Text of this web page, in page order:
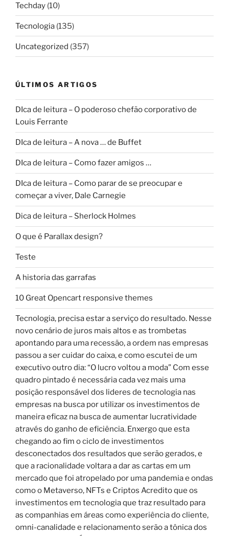
Techday (10)
Tecnologia (135)
Uncategorized (357)
ÚLTIMOS ARTIGOS
DIca de leitura – O poderoso chefão corporativo de
Louis Ferrante
DIca de leitura – A nova … de Buffet
DIca de leitura – Como fazer amigos …
DIca de leitura – Como parar de se preocupar e
começar a viver, Dale Carnegie
Dica de leitura – Sherlock Holmes
O que é Parallax design?
Teste
A historia das garrafas
10 Great Opencart responsive themes
Tecnologia, precisa estar a serviço do resultado. Nesse
novo cenário de juros mais altos e as trombetas
apontando para uma recessão, a ordem nas empresas
passou a ser cuidar do caixa, e como escutei de um
executivo outro dia: “O lucro voltou a moda” Com esse
quadro pintado é necessária cada vez mais uma
posição responsável dos lideres de tecnologia nas
empresas na busca por utilizar os investimentos de
maneira eficaz na busca de aumentar lucratividade
através do ganho de eficiência. Enxergo que esta
chegando ao fim o ciclo de investimentos
desconectados dos resultados que serão gerados, e
que a racionalidade voltara a dar as cartas em um
mercado que foi atropelado por uma pandemia e ondas
como o Metaverso, NFTs e Criptos Acredito que os
investimentos em tecnologia que traz resultado para
as companhias em áreas como experiência do cliente,
omni-canalidade e relacionamento serão a tônica dos